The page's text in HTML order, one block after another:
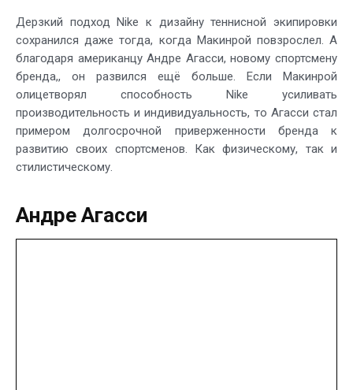
Дерзкий подход Nike к дизайну теннисной экипировки
сохранился даже тогда, когда Макинрой повзрослел. А
благодаря американцу Андре Агасси, новому спортсмену
бренда,, он развился ещё больше. Если Макинрой
олицетворял способность Nike усиливать
производительность и индивидуальность, то Агасси стал
примером долгосрочной приверженности бренда к
развитию своих спортсменов. Как физическому, так и
стилистическому.
Андре Агасси